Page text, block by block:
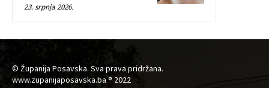
23. srpnja 2026.
© Županija Posavska. Sva prava pridržana.
www.zupanijaposavska.ba ® 2022